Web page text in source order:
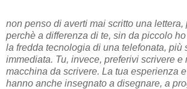
non penso di averti mai scritto una lettera,
perchè a differenza di te, sin da piccolo
la fredda tecnologia di una telefonata, più
immediata. Tu, invece, preferivi scrivere e
macchina da scrivere. La tua esperienza
hanno anche insegnato a disegnare, a